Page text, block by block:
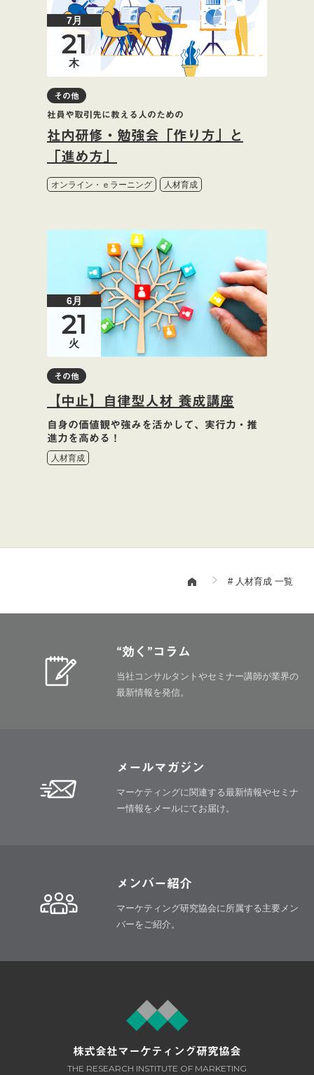
7月
21
木
その他
社員や取引先に教える人のための
社内研修・勉強会「作り方」と
「進め方」
オンライン・ｅラーニング 人材育成
6月
21
火
その他
【中止】自律型人材 養成講座
自身の価値観や強みを活かして、実行力・推
進力を高める！
人材育成
# 人材育成 一覧
“効く”コラム
当社コンサルタントやセミナー講師が業界の
最新情報を発信。
メールマガジン
マーケティングに関連する最新情報やセミナ
ー情報をメールにてお届け。
メンバー紹介
マーケティング研究協会に所属する主要メン
バーをご紹介。
株式会社マーケティング研究協会
THE RESEARCH INSTITUTE OF MARKETING